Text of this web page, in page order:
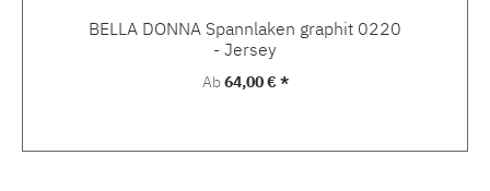
BELLA DONNA Spannlaken graphit 0220
- Jersey
Regulärer Preis:
Ab64,00 € *